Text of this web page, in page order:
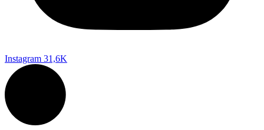
Instagram 31,6K